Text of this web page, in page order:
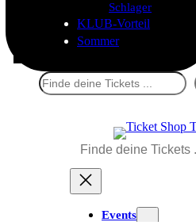
Schlager
KLUB-Vorteil
Sommer
Suchen
Suchen
Events
Tickets kaufen